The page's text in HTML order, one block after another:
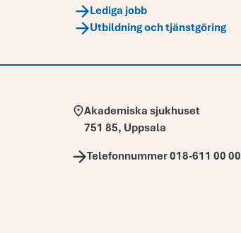
Lediga jobb
Utbildning och tjänstgöring
Adress:
Akademiska sjukhuset
751 85, Uppsala
Telefon:
Telefonnummer 018-611 00 00